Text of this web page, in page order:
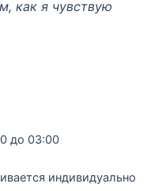
как я чувствую
до 03:00
индивидуально